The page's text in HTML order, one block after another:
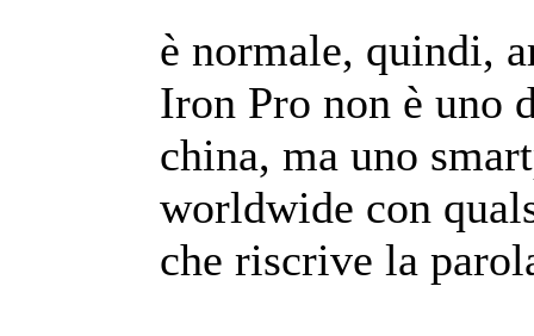
è normale, quindi,
Iron Pro non è uno
china, ma uno
worldwide con
che riscrive la